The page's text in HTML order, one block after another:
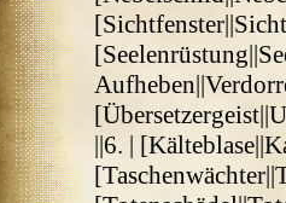
||6. |